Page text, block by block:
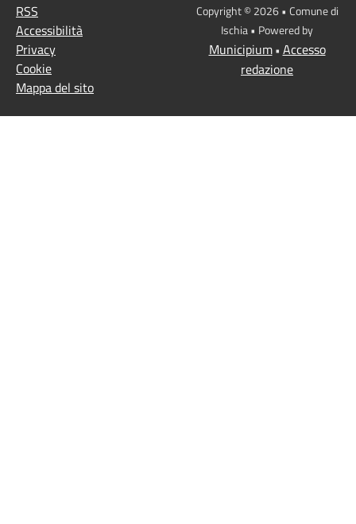
RSS
Accessibilità
Privacy
Cookie
Mappa del sito
Copyright © 2026 • Comune di
Ischia • Powered by
Municipium• Accesso
redazione